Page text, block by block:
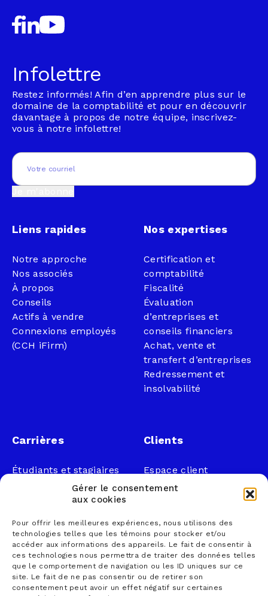
Gérer le consentement
aux cookies
Pour offrir les meilleures expériences, nous utilisons des
technologies telles que les témoins pour stocker et/ou
accéder aux informations des appareils. Le fait de consentir à
ces technologies nous permettra de traiter des données telles
que le comportement de navigation ou les ID uniques sur ce
site. Le fait de ne pas consentir ou de retirer son
consentement peut avoir un effet négatif sur certaines
Infolettre
Restez informés! Afin d’en apprendre plus sur le
domaine de la comptabilité et pour en découvrir
davantage à propos de notre équipe, inscrivez-
vous à notre infolettre!
Email
Liens rapides
Notre approche
Nos associés
À propos
Conseils
Actifs à vendre
Connexions employés
(CCH iFirm)
Nos expertises
Certification et
comptabilité
Fiscalité
Évaluation
d’entreprises et
conseils financiers
Achat, vente et
transfert d’entreprises
Redressement et
insolvabilité
Carrières
Étudiants et stagiaires
Professionnels
Nous joindre
1 866 833-2114 (sans
frais)
courrier@lemieuxnolet
.ca
Contactez un syndic
Clients
Espace client
Légal
Loi sur la faillite et
l’insolvabilité
Politique de
confidentialité
Politique sur la